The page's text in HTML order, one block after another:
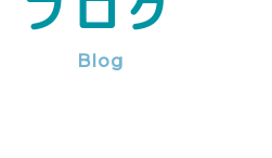
Blog